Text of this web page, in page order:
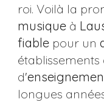
roi. Voilà la
musiqueà
fiablepour un
d'
longues